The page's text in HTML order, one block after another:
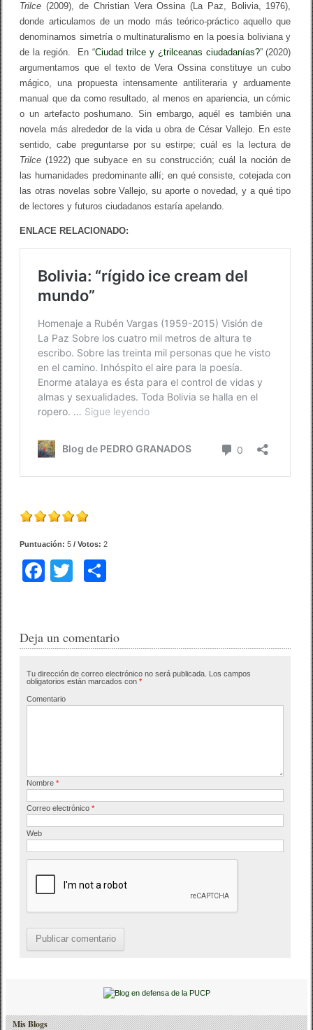
Trilce (2009), de Christian Vera Ossina (La Paz, Bolivia, 1976),
donde articulamos de un modo más teórico-práctico aquello que
denominamos simetría o multinaturalismo en la poesía boliviana y
de la región. En “Ciudad trilce y ¿trilceanas ciudadanías?” (2020)
argumentamos que el texto de Vera Ossina constituye un cubo
mágico, una propuesta intensamente antiliteraria y arduamente
manual que da como resultado, al menos en apariencia, un cómic
o un artefacto poshumano. Sin embargo, aquél es también una
novela más alrededor de la vida u obra de César Vallejo. En este
sentido, cabe preguntarse por su estirpe; cuál es la lectura de
Trilce(1922) que subyace en su construcción; cuál la noción de
las humanidades predominante allí; en qué consiste, cotejada con
las otras novelas sobre Vallejo, su aporte o novedad, y a qué tipo
de lectores y futuros ciudadanos estaría apelando.
ENLACE RELACIONADO:
Puntuación:5 / Votos:2
F
e
o
o
er p
tir
Deja un comentario
Tu dirección de correo electrónico no será publicada. Los campos
obligatorios están marcados con*
Comentario
Nombre*
Correo electrónico*
Web
Mis Blogs